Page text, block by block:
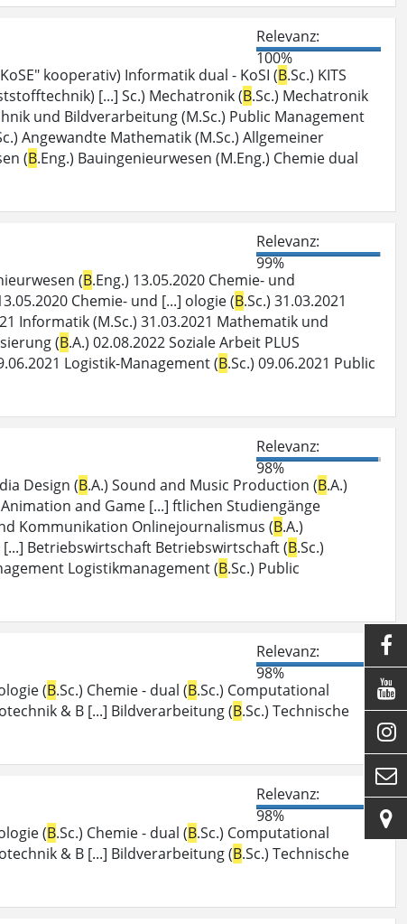
Relevanz:
100%
kooperativ) Informatik dual - KoSI (B.Sc.) KITS
[...] Sc.) Mechatronik (B.Sc.) Mechatronik
und Bildverarbeitung (M.Sc.) Public Management
Angewandte Mathematik (M.Sc.) Allgemeiner
(B.Eng.) Bauingenieurwesen (M.Eng.) Chemie dual
Relevanz:
99%
(B.Eng.) 13.05.2020 Chemie- und
Chemie- und [...] ologie (B.Sc.) 31.03.2021
Informatik (M.Sc.) 31.03.2021 Mathematik und
(B.A.) 02.08.2022 Soziale Arbeit PLUS
Logistik-Management (B.Sc.) 09.06.2021 Public
Relevanz:
98%
Design (B.A.) Sound and Music Production (B.A.)
and Game [...] ftlichen Studiengänge
Kommunikation Onlinejournalismus (B.A.)
[...] Betriebswirtschaft Betriebswirtschaft (B.Sc.)
Logistikmanagement (B.Sc.) Public
Relevanz:
98%
(B.Sc.) Chemie - dual (B.Sc.) Computational
& B [...] Bildverarbeitung (B.Sc.) Technische
Relevanz:
98%
(B.Sc.) Chemie - dual (B.Sc.) Computational
& B [...] Bildverarbeitung (B.Sc.) Technische




